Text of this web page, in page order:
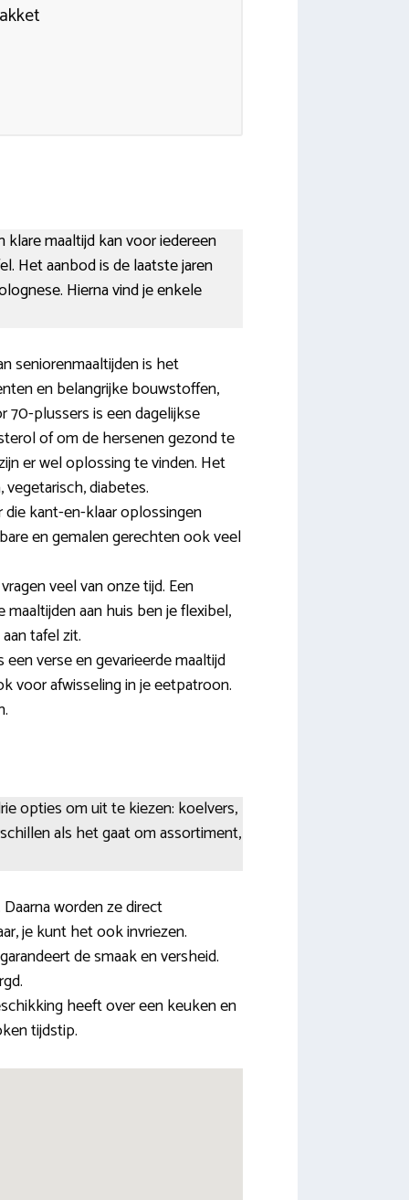
maaltijd kan voor iedereen
Het aanbod is de laatste jaren
Hierna vind je enkele
seniorenmaaltijden is het
en belangrijke bouwstoffen,
70-plussers is een dagelijkse
of om de hersenen gezond te
er wel oplossing te vinden. Het
diabetes.
kant-en-klaar oplossingen
en gemalen gerechten ook veel
veel van onze tijd. Een
aan huis ben je flexibel,
tafel zit.
verse en gevarieerde maaltijd
voor afwisseling in je eetpatroon.
opties om uit te kiezen: koelvers,
als het gaat om assortiment,
worden ze direct
je kunt het ook invriezen.
de smaak en versheid.
heeft over een keuken en
tijdstip.